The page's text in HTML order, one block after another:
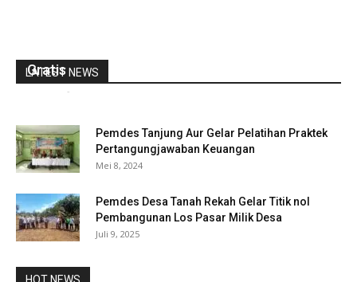
LATEST NEWS
Gratis
-
Pemdes Tanjung Aur Gelar Pelatihan Praktek
Pertangungjawaban Keuangan
Mei 8, 2024
Pemdes Desa Tanah Rekah Gelar Titik nol
Pembangunan Los Pasar Milik Desa
Juli 9, 2025